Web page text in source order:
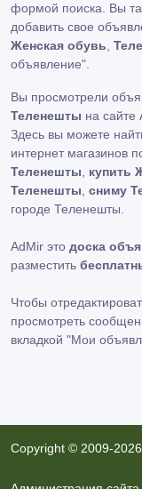
формой поиска. Вы
добавить свое
Женская обувь
объявление"
Вы просмотрели
Теленешты на сайте
Здесь вы можете
интернет магазинов
Теленешты
купить
Теленешты сниму
городе Теленешты.
AdMir это доска
разместить
Чтобы
просмотреть
вкладкой "Мои
Copyright © 2009-